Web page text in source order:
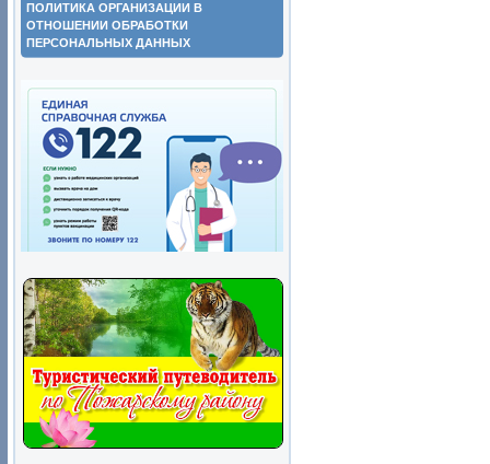
ПОЛИТИКА ОРГАНИЗАЦИИ В
ОТНОШЕНИИ ОБРАБОТКИ
ПЕРСОНАЛЬНЫХ ДАННЫХ